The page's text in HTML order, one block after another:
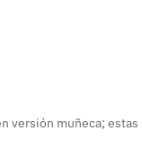
versión muñeca;